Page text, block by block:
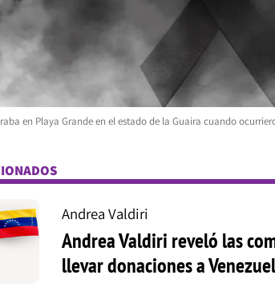
en Playa Grande en el estado de la Guaira cuando
Andrea Valdiri
Andrea Valdiri reveló las
llevar donaciones a